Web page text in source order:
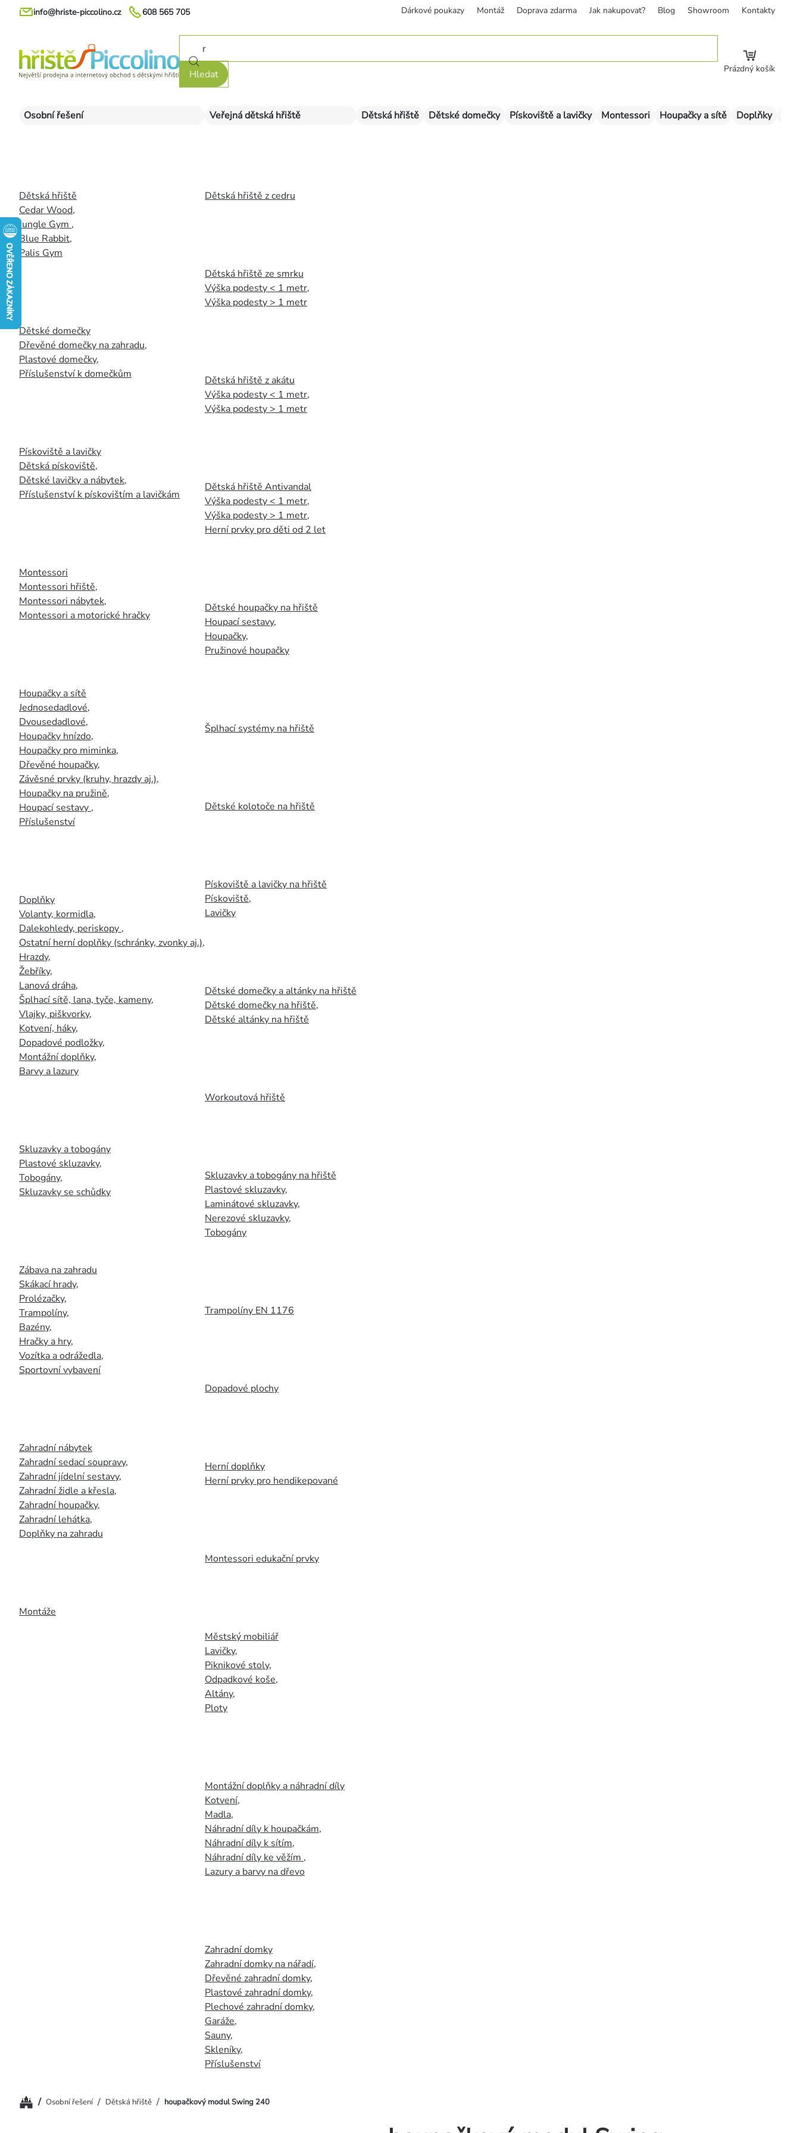
Přejít
608 565 705
info@hriste-piccolino.cz Dárkové poukazy Montáž Doprava zdarma Jak nakupovat? Blog Showroom Kontakty
Hledat Prázdný košík
Osobní řešení
Dětská hřiště
Cedar Wood,
Jungle Gym ,
Blue Rabbit,
Palis Gym
Dětské domečky
Dřevěné domečky na zahradu,
Plastové domečky,
Příslušenství k domečkům
Pískoviště a lavičky
Dětská pískoviště,
Dětské lavičky a nábytek,
Příslušenství k pískovištím a lavičkám
Montessori
Montessori hřiště,
Montessori nábytek,
Montessori a motorické hračky
Houpačky a sítě
Jednosedadlové,
Dvousedadlové,
Houpačky hnízdo,
Houpačky pro miminka,
Dřevěné houpačky,
Závěsné prvky (kruhy, hrazdy aj.),
Houpačky na pružině,
Houpací sestavy ,
Příslušenství
Doplňky
Volanty, kormidla,
Dalekohledy, periskopy ,
Ostatní herní doplňky (schránky, zvonky aj.),
Hrazdy,
Žebříky,
Lanová dráha,
Šplhací sítě, lana, tyče, kameny,
Vlajky, piškvorky,
Kotvení, háky,
Dopadové podložky,
Montážní doplňky,
Barvy a lazury
Skluzavky a tobogány
Plastové skluzavky,
Tobogány,
Skluzavky se schůdky
Zábava na zahradu
Skákací hrady,
Prolézačky,
Trampolíny,
Bazény,
Hračky a hry,
Vozítka a odrážedla,
Sportovní vybavení
Zahradní nábytek
Zahradní sedací soupravy,
Zahradní jídelní sestavy,
Zahradní židle a křesla,
Zahradní houpačky,
Zahradní lehátka,
Doplňky na zahradu
Montáže
Veřejná dětská hřiště
Dětská hřiště z cedru
Dětská hřiště ze smrku
Výška podesty < 1 metr,
Výška podesty > 1 metr
Dětská hřiště z akátu
Výška podesty < 1 metr,
Výška podesty > 1 metr
Dětská hřiště Antivandal
Výška podesty < 1 metr,
Výška podesty > 1 metr,
Herní prvky pro děti od 2 let
Dětské houpačky na hřiště
Houpací sestavy,
Houpačky,
Pružinové houpačky
Šplhací systémy na hřiště
Dětské kolotoče na hřiště
Pískoviště a lavičky na hřiště
Pískoviště,
Lavičky
Dětské domečky a altánky na hřiště
Dětské domečky na hřiště,
Dětské altánky na hřiště
Workoutová hřiště
Skluzavky a tobogány na hřiště
Plastové skluzavky,
Laminátové skluzavky,
Nerezové skluzavky,
Tobogány
Trampolíny EN 1176
Dopadové plochy
Herní doplňky
Herní prvky pro hendikepované
Montessori edukační prvky
Městský mobiliář
Lavičky,
Piknikové stoly,
Odpadkové koše,
Altány,
Ploty
Montážní doplňky a náhradní díly
Kotvení,
Madla,
Náhradní díly k houpačkám,
Náhradní díly k sítím,
Náhradní díly ke věžím ,
Lazury a barvy na dřevo
Zahradní domky
Zahradní domky na nářadí,
Dřevěné zahradní domky,
Plastové zahradní domky,
Plechové zahradní domky,
Garáže,
Sauny,
Skleníky,
Příslušenství
Dětská hřiště Dětské domečky Pískoviště a lavičky Montessori Houpačky a sítě Doplňky
Domů/ Osobní řešení / Dětská hřiště / houpačkový modul Swing 240